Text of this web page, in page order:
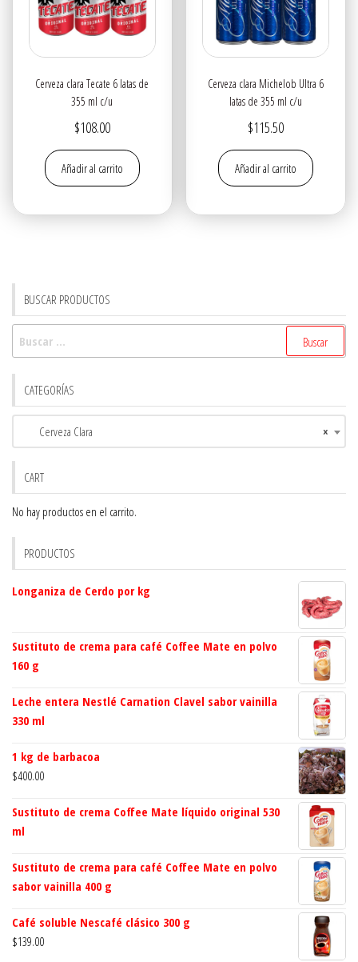
Cerveza clara Tecate 6 latas de
355 ml c/u
$108.00
Añadir al carrito
Cerveza clara Michelob Ultra 6
latas de 355 ml c/u
$115.50
Añadir al carrito
BUSCAR PRODUCTOS
CATEGORÍAS
×
Cerveza Clara
CART
No hay productos en el carrito.
PRODUCTOS
Longaniza de Cerdo por kg
Sustituto de crema para café Coffee Mate en polvo
160 g
Leche entera Nestlé Carnation Clavel sabor vainilla
330 ml
1 kg de barbacoa
$400.00
Sustituto de crema Coffee Mate líquido original 530
ml
Sustituto de crema para café Coffee Mate en polvo
sabor vainilla 400 g
Café soluble Nescafé clásico 300 g
$139.00